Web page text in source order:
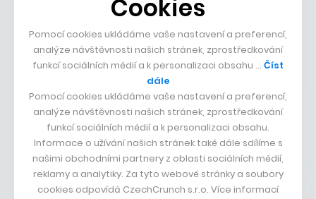
Staffing and Recruiting
#18 +3
BHAVINPANDYA
Atlas Copco Group
67 příspěvků
Machinery Manufacturing
#19 -5
Cookies
Pomocí cookies ukládáme vaše nastavení a preferencí,
analýze návštěvnosti našich stránek, zprostředkování
funkcí sociálních médií a k personalizaci obsahu … Číst
dále
Pomocí cookies ukládáme vaše nastavení a preferencí,
analýze návštěvnosti našich stránek, zprostředkování
funkcí sociálních médií a k personalizaci obsahu.
Informace o užívání našich stránek také dále sdílíme s
našimi obchodními partnery z oblasti sociálních médií,
reklamy a analytiky. Za tyto webové stránky a soubory
cookies odpovídá CzechCrunch s.r.o. Více informací